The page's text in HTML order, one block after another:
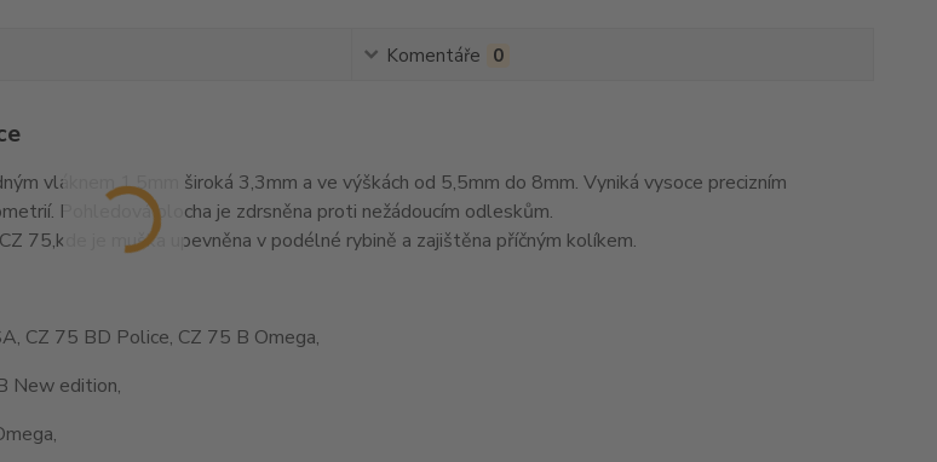
Komentáře 0
vláknem 1,5mm široká 3,3mm a ve výškách od 5,5mm do 8mm. Vyniká vysoce precizním
Pohledová plocha je zdrsněna proti nežádoucím odleskům.
75,kde je muška upevněna v podélné rybině a zajištěna příčným kolíkem.
CZ 75 BD Police, CZ 75 B Omega,
New edition,